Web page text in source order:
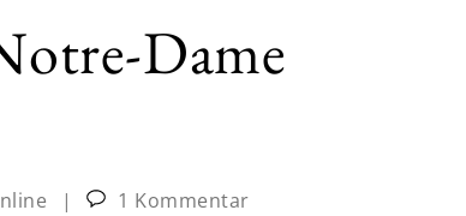
Dame
|
1 Kommentar